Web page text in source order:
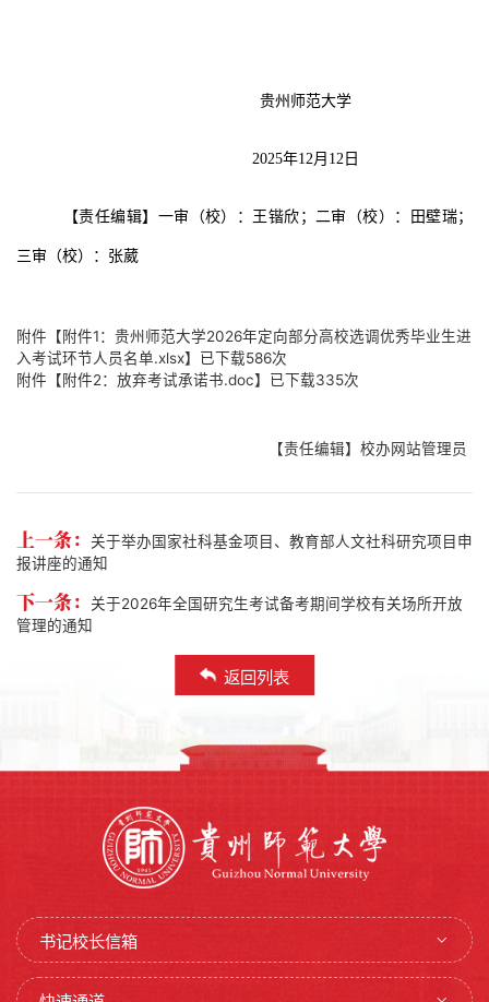
贵州师范大学
2025年12月 12日
【责任编辑】一审（校）：王锴欣 ； 二审（校）：田壁瑞；
三审（校）：张葳
附件【附件1：贵州师范大学2026年定向部分高校选调优秀毕业生进
入考试环节人员名单.xlsx】已下载586次
附件【附件2：放弃考试承诺书.doc】已下载335次
【责任编辑】校办网站管理员
上一条：
关于举办国家社科基金项目、教育部人文社科研究项目申
报讲座的通知
下一条：
关于2026年全国研究生考试备考期间学校有关场所开放
管理的通知
返回列表
书记校长信箱